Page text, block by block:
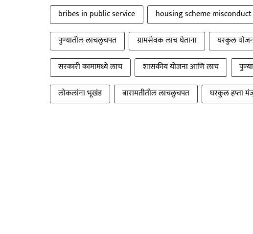
bribes in public service
housing scheme misconduct
पुण्यातील लाचलुचपत
ग्रामसेवक लाच घेताना घरकुल
सरकारी कामामध्ये लाच
शासकीय योजना आणि लाच
लोकलांना भूखंड
बारामतीतील लाचलुचपत घरकुल हप्ता